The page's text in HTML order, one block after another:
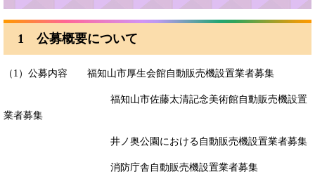
1 公募概要について
（1）公募内容 福知山市厚生会館自動販売機設置業者募集
福知山市佐藤太清記念美術館自動販売機設置
業者募集
井ノ奥公園における自動販売機設置業者募集
消防庁舎自動販売機設置業者募集